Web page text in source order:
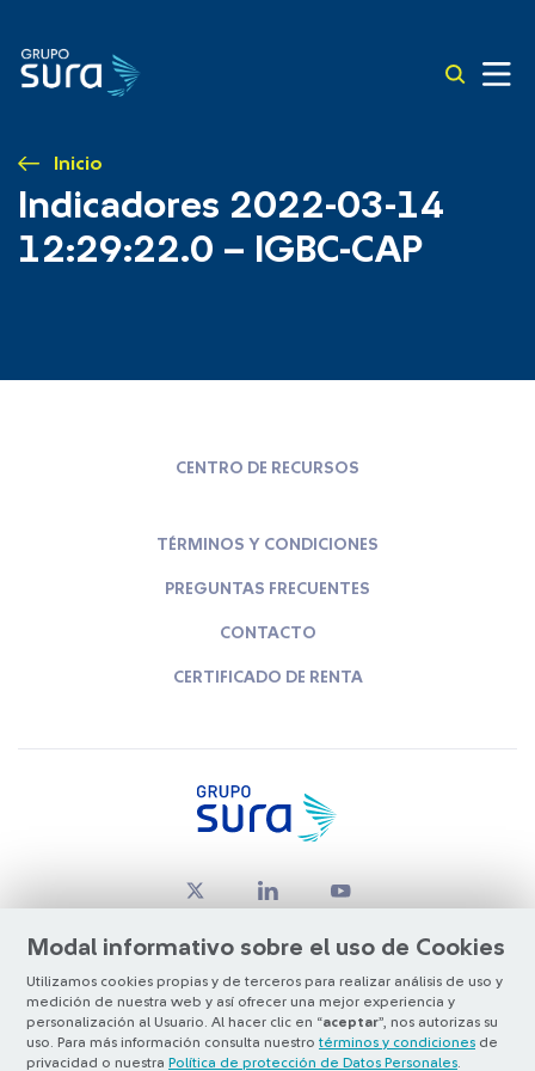
Inicio
Indicadores 2022-03-14
12:29:22.0 – IGBC-CAP
Modal informativo sobre el uso de Cookies
Utilizamos cookies propias y de terceros para realizar análisis de uso y
medición de nuestra web y así ofrecer una mejor experiencia y
personalización al Usuario. Al hacer clic en “aceptar”, nos autorizas su
uso. Para más información consulta nuestro términos y condiciones de
privacidad o nuestra Política de protección de Datos Personales
CENTRO DE RECURSOS
TÉRMINOS Y CONDICIONES
PREGUNTAS FRECUENTES
CONTACTO
CERTIFICADO DE RENTA
© Copyright Grupo SURA 2026